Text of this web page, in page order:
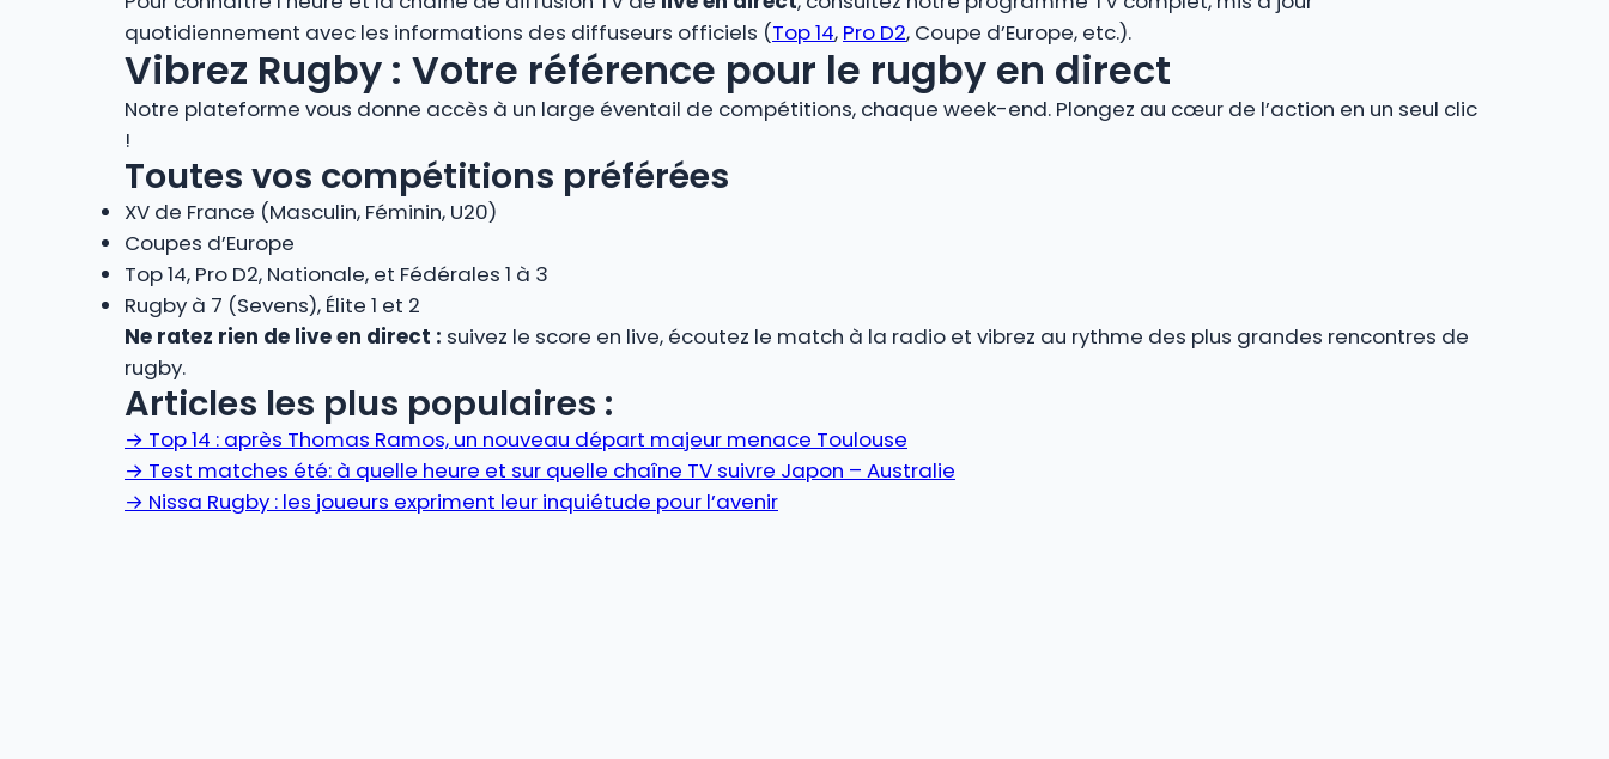
quotidiennement avec les informations des diffuseurs officiels (Top 14, Pro D2, Coupe d’Europe, etc.).
Vibrez Rugby : Votre référence pour le rugby en direct
Notre plateforme vous donne accès à un large éventail de compétitions, chaque week-end. Plongez au cœur de l’action en un seul clic
!
Toutes vos compétitions préférées
XV de France (Masculin, Féminin, U20)
Coupes d’Europe
Top 14, Pro D2, Nationale, et Fédérales 1 à 3
Rugby à 7 (Sevens), Élite 1 et 2
Ne ratez rien de live en direct : suivez le score en live, écoutez le match à la radio et vibrez au rythme des plus grandes rencontres de
rugby.
Articles les plus populaires :
→ Top 14 : après Thomas Ramos, un nouveau départ majeur menace Toulouse
→ Test matches été: à quelle heure et sur quelle chaîne TV suivre Japon – Australie
→ Nissa Rugby : les joueurs expriment leur inquiétude pour l’avenir